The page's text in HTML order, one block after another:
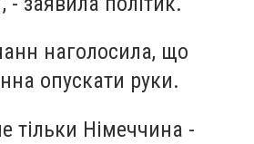
наголосила, що
опускати руки.
тільки Німеччина -